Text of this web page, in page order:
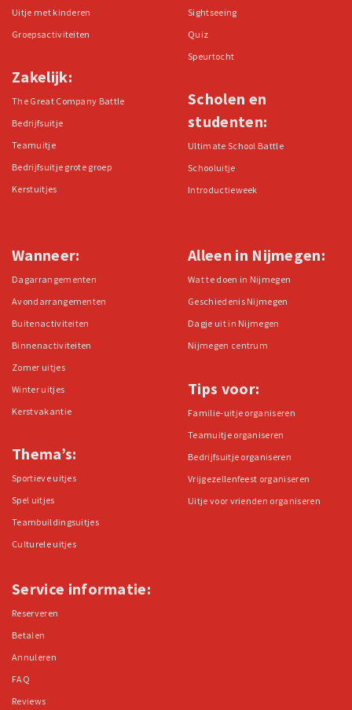
Uitje met kinderen
Groepsactiviteiten
Zakelijk:
The Great Company Battle
Bedrijfsuitje
Teamuitje
Bedrijfsuitje grote groep
Kerstuitjes
Sightseeing
Quiz
Speurtocht
Scholen en
studenten:
Ultimate School Battle
Schooluitje
Introductieweek
Wanneer:
Dagarrangementen
Avondarrangementen
Buitenactiviteiten
Binnenactiviteiten
Zomer uitjes
Winter uitjes
Kerstvakantie
Thema’s:
Sportieve uitjes
Spel uitjes
Teambuildingsuitjes
Culturele uitjes
Alleen in Nijmegen:
Wat te doen in Nijmegen
Geschiedenis Nijmegen
Dagje uit in Nijmegen
Nijmegen centrum
Tips voor:
Familie-uitje organiseren
Teamuitje organiseren
Bedrijfsuitje organiseren
Vrijgezellenfeest organiseren
Uitje voor vrienden organiseren
Service informatie:
Reserveren
Betalen
Annuleren
FAQ
Reviews